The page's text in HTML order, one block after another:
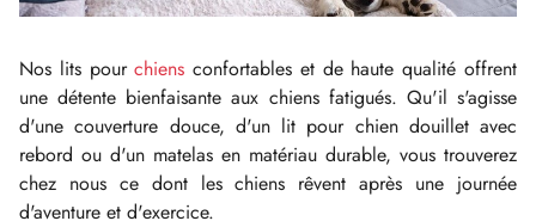
Nos lits pourchiens confortables et de haute qualité offrent
une détente bienfaisante aux chiens fatigués. Qu'il s'agisse
d'une couverture douce, d'un lit pour chien douillet avec
rebord ou d'un matelas en matériau durable, vous trouverez
chez nous ce dont les chiens rêvent après une journée
d'aventure et d'exercice.